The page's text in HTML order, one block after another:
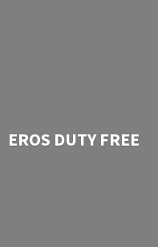
EROS DUTY FREE